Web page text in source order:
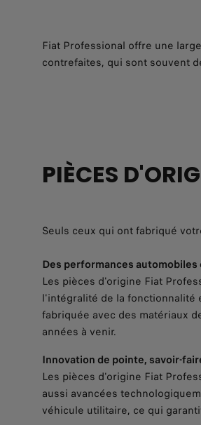
Fiat Professional offre une
contrefaites, qui sont souvent
PIÈCES
Seuls ceux qui ont fabriqué
Des performances automobiles
Les pièces d'origine Fiat
l'intégralité de la fonctionnalité
fabriquée avec des matériaux
années à venir.
Innovation de pointe, savoir-
Les pièces d'origine Fiat
aussi avancées
véhicule utilitaire, ce qui